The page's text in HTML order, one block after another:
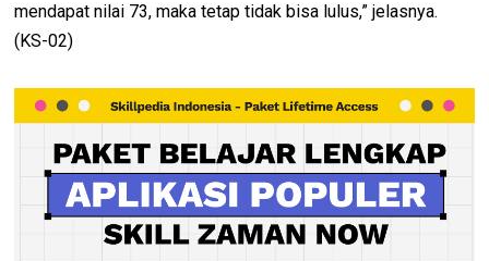
mendapat nilai 73, maka tetap tidak bisa lulus,” jelasnya.
(KS-02)